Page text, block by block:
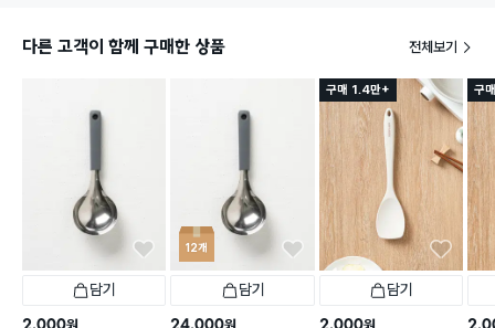
다른 고객이 함께 구매한 상품 전체보기
담기
12개
담기
구매 1.4만+
담기
구